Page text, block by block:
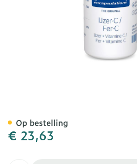
€ 23,63
Op bestelling